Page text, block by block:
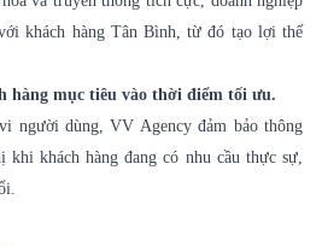
khách hàng Tân Bình, từ đó tạo lợi thế
hàng mục tiêu vào thời điểm tối ưu.
người dùng, VV Agency đảm bảo thông
khi khách hàng đang có nhu cầu thực sự,